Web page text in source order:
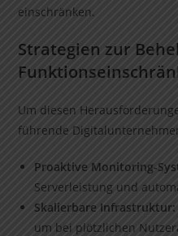
einschränken.
Strategien zur
Um diesen
führende
Proaktive Monitoring-
Serverleistung und
Skalierbare Infrastruktur:
um bei plötzlichen